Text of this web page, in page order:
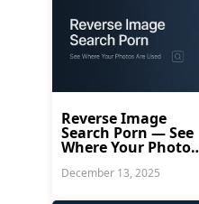
Reverse Image
Search Porn — See
Where Your Photos
December 13, 2025